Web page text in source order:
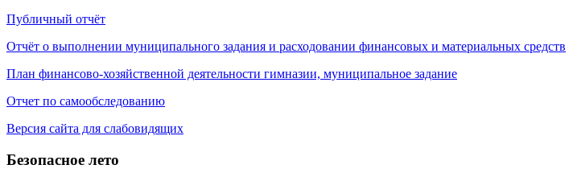
Публичный отчёт
Отчёт о выполнении муниципального задания и расходовании финансовых и материальных средств
План финансово-хозяйственной деятельности гимназии, муниципальное задание
Отчет по самообследованию
Версия сайта для слабовидящих
Безопасное лето